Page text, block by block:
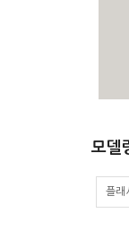
모델
플래